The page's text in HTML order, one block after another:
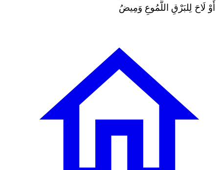
أَوْ لَاحَ لِلبَرْقِ اللَّمُوعِ وَمِيضُ